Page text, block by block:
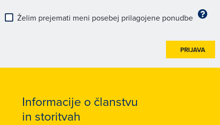
Želim prejemati meni posebej prilagojene ponudbe
PRIJAVA
Informacije o članstvu
in storitvah